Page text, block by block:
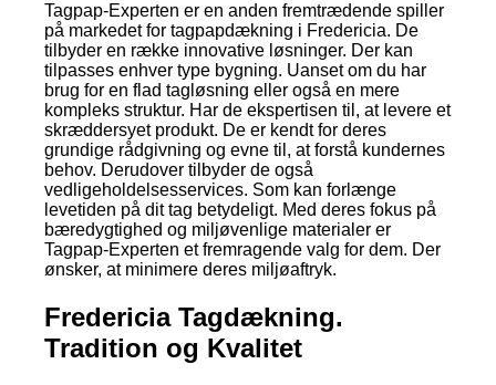
Tagpap-Experten er en anden fremtrædende spiller
på markedet for tagpapdækning i Fredericia. De
tilbyder en række innovative løsninger. Der kan
tilpasses enhver type bygning. Uanset om du har
brug for en flad tagløsning eller også en mere
kompleks struktur. Har de ekspertisen til, at levere et
skræddersyet produkt. De er kendt for deres
grundige rådgivning og evne til, at forstå kundernes
behov. Derudover tilbyder de også
vedligeholdelsesservices. Som kan forlænge
levetiden på dit tag betydeligt. Med deres fokus på
bæredygtighed og miljøvenlige materialer er
Tagpap-Experten et fremragende valg for dem. Der
ønsker, at minimere deres miljøaftryk.
Fredericia Tagdækning.
Tradition og Kvalitet